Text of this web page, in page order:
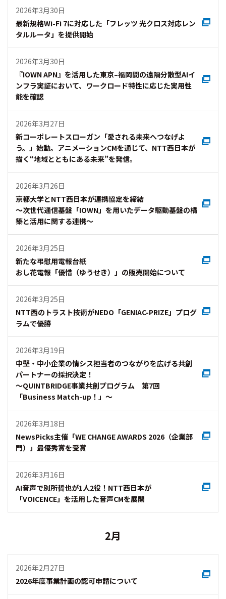
2026年3月30日
最新規格Wi-Fi 7に対応した「フレッツ 光クロス対応レン
タルルータ」を提供開始
2026年3月30日
『IOWN APN』を活用した東京–福岡間の遠隔分散型AIイ
ンフラ実証において、ワークロード特性に応じた実用性
能を確認
2026年3月27日
新コーポレートスローガン「愛される未来へつなげよ
う。」始動。アニメーションCMを通じて、NTT西日本が
描く“地域とともにある未来”を発信。
2026年3月26日
京都大学とNTT西日本が連携協定を締結
～次世代通信基盤「IOWN」を用いたデータ駆動基盤の構
築と活用に関する連携～
2026年3月25日
新たな弔慰用電報台紙
おし花電報「優惜（ゆうせき）」の販売開始について
2026年3月25日
NTT西のトラスト技術がNEDO「GENIAC-PRIZE」プログ
ラムで優勝
2026年3月19日
中堅・中小企業の情シス担当者のつながりを広げる共創
パートナーの採択決定！
～QUINTBRIDGE事業共創プログラム 第7回
「Business Match-up！」～
2026年3月18日
NewsPicks主催「WE CHANGE AWARDS 2026（企業部
門）」最優秀賞を受賞
2026年3月16日
AI音声で別所哲也が1人2役！NTT西日本が
「VOICENCE」を活用した音声CMを展開
2月
2026年2月27日
2026年度事業計画の認可申請について